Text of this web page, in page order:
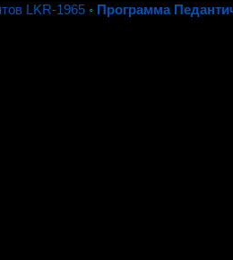
LKR-1965 ◦ Программа